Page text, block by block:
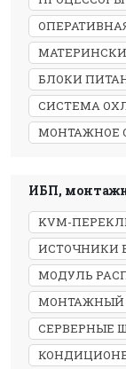
БЛОКИ
СИСТЕМА
МОНТАЖНОЕ
ИБП,
KVM-
ИСТОЧНИКИ
МОДУЛЬ
МОНТАЖНЫЙ
СЕРВЕРНЫЕ